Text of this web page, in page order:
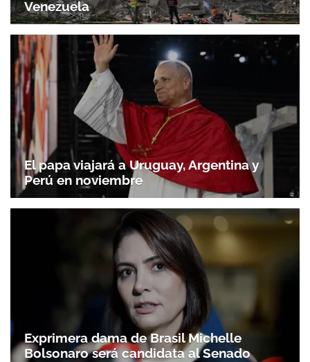
Venezuela
El papa viajará a Uruguay, Argentina y
Perú en noviembre
Exprimera dama de Brasil Michelle
Bolsonaro será candidata al Senado